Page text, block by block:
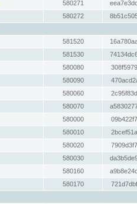
580271
580272
581520
581530
580080
580090
580060
580070
580000
580010
580020
580030
580160
580170